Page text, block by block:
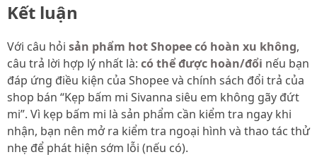
Kết luận
Với câu hỏi sản phẩm hot Shopee có hoàn xu không,
câu trả lời hợp lý nhất là: có thể được hoàn/đổi nếu bạn
đáp ứng điều kiện của Shopee và chính sách đổi trả của
shop bán “Kẹp bấm mi Sivanna siêu em không gãy đứt
mi”. Vì kẹp bấm mi là sản phẩm cần kiểm tra ngay khi
nhận, bạn nên mở ra kiểm tra ngoại hình và thao tác thử
nhẹ để phát hiện sớm lỗi (nếu có).